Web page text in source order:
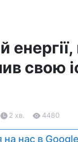
свою
2 хв. 4480
на нас в Google